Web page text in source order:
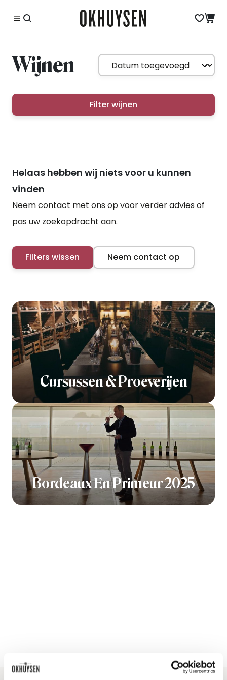
Wijnen
Filter wijnen
Helaas hebben wij niets voor u kunnen
vinden
Neem contact met ons op voor verder advies of
pas uw zoekopdracht aan.
Filters wissen Neem contact op
Cursussen & Proeverijen
Bordeaux En Primeur 2025